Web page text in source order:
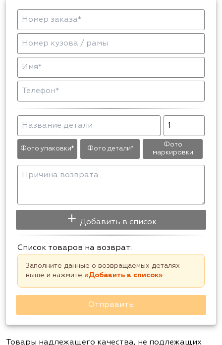
Фото упаковки* Фото детали*
Фото
маркировки
Добавить в список
Список товаров на возврат:
Заполните данные о возвращаемых деталях
выше и нажмите «Добавить в список»
Отправить
Товары надлежащего качества, не подлежащих